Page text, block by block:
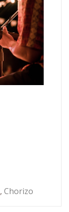
, Chorizo